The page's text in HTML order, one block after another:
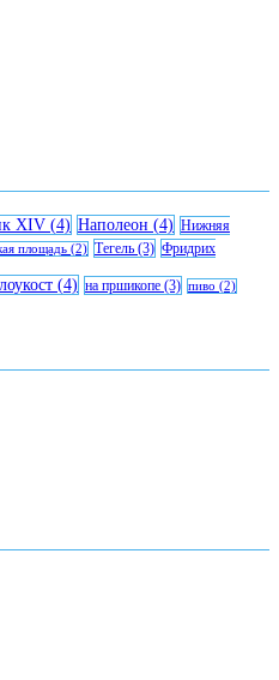
XIV (4) Наполеон (4) Нижняя
площадь (2) Тегель (3) Фридрих
лоукост (4) на пршикопе (3) пиво (2)